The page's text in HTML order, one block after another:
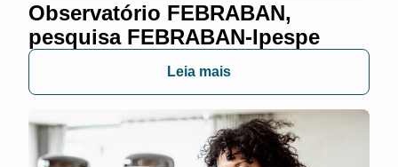
Observatório FEBRABAN,
pesquisa FEBRABAN-Ipespe
Leia mais